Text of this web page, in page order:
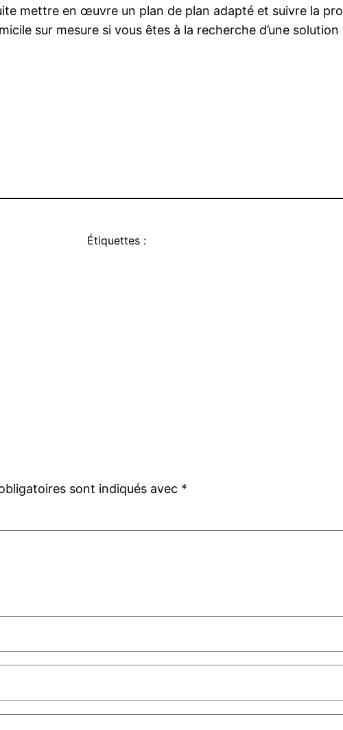
mettre en œuvre un plan de plan adapté et suivre la
sur mesure si vous êtes à la recherche d’une
Étiquettes :
sont indiqués avec *